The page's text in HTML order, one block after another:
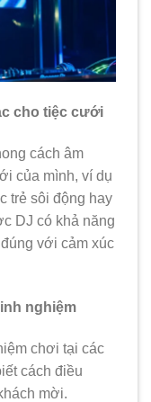
cho tiệc cưới
cách âm
của mình, ví dụ
trẻ sôi động hay
DJ có khả năng
với cảm xúc
nghiệm
chơi tại các
cách điều
mời.